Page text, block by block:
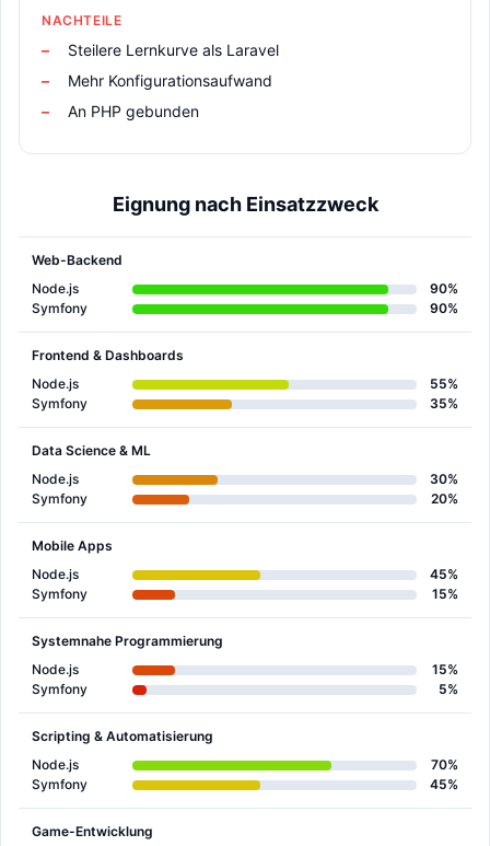
NACHTEILE
Steilere Lernkurve als Laravel
Mehr Konfigurationsaufwand
An PHP gebunden
Eignung nach Einsatzzweck
Web-Backend
Node.js
90%
Symfony
90%
Frontend & Dashboards
Node.js
55%
Symfony
35%
Data Science & ML
Node.js
30%
Symfony
20%
Mobile Apps
Node.js
45%
Symfony
15%
Systemnahe Programmierung
Node.js
15%
Symfony
5%
Scripting & Automatisierung
Node.js
70%
Symfony
45%
Game-Entwicklung